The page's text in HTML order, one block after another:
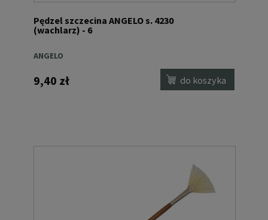
Pędzel szczecina ANGELO s. 4230
(wachlarz) - 6
ANGELO
9,40 zł do koszyka